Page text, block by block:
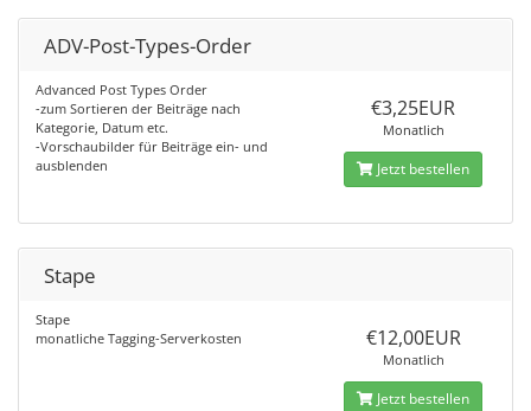
ADV-Post-Types-Order
Advanced Post Types Order
-zum Sortieren der Beiträge nach
Kategorie, Datum etc.
-Vorschaubilder für Beiträge ein- und
ausblenden
€3,25EUR
Monatlich
Jetzt bestellen
Stape
Stape
monatliche Tagging-Serverkosten
€12,00EUR
Monatlich
Jetzt bestellen